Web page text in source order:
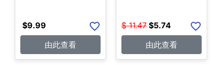
$9.99
由此查看
$ 11.47 $5.74
由此查看